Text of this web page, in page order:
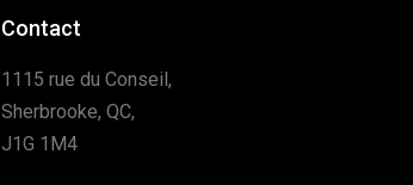
Contact
1115 rue du Conseil,
Sherbrooke, QC,
J1G 1M4